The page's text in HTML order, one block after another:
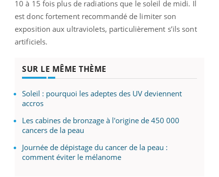
10 à 15 fois plus de radiations que le soleil de midi. Il
est donc fortement recommandé de limiter son
exposition aux ultraviolets, particulièrement s’ils sont
artificiels.
SUR LE MÊME THÈME
Soleil : pourquoi les adeptes des UV deviennent
accros
Les cabines de bronzage à l'origine de 450 000
cancers de la peau
Journée de dépistage du cancer de la peau :
comment éviter le mélanome